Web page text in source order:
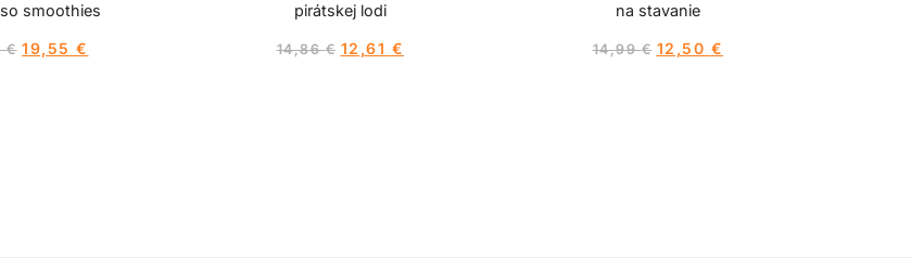
smoothies
€ 19,55 €
pirátskej lodi
14,86€ 12,61 €
na stavanie
14,99€ 12,50 €